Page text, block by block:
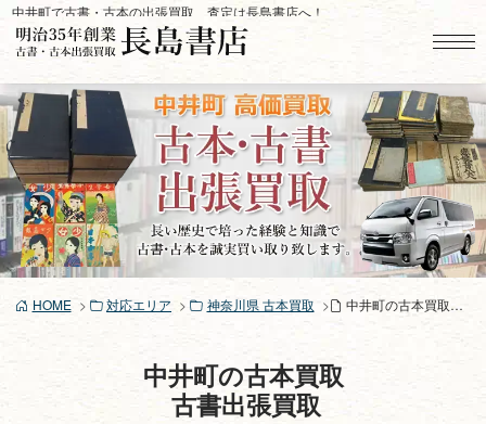
コ
ン
ツ
へ
ス
キ
ッ
プ
中井町で古書・古本の出張買取、査定は長島書店へ！
HOME 対応エリア 神奈川県 古本買取 中井町の古本買取、古書買取り
中井町の古本買取
古書出張買取